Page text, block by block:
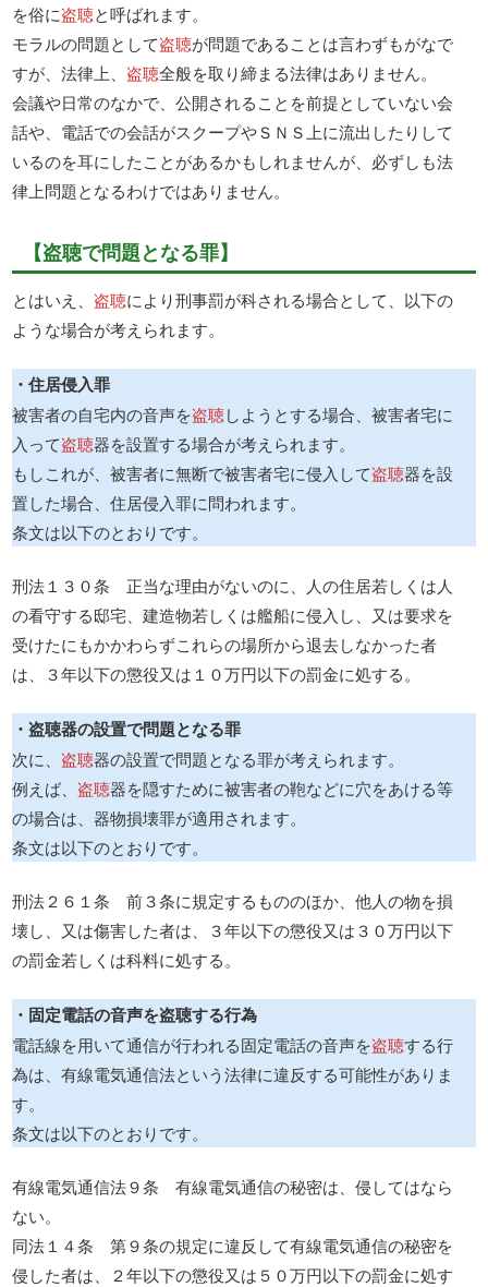
を俗に盗聴と呼ばれます。
モラルの問題として盗聴が問題であることは言わずもがなで
すが、法律上、 盗聴全般を取り締まる法律はありません。
会議や日常のなかで、公開されることを前提としていない会
話や、電話での会話がスクープやＳＮＳ上に流出したりして
いるのを耳にしたことがあるかもしれませんが、必ずしも法
律上問題となるわけではありません。
【盗聴で問題となる罪】
とはいえ、 盗聴により刑事罰が科される場合として、以下の
ような場合が考えられます。
・住居侵入罪
被害者の自宅内の音声を盗聴しようとする場合、被害者宅に
入って盗聴器を設置する場合が考えられます。
もしこれが、被害者に無断で被害者宅に侵入して盗聴器を設
置した場合、住居侵入罪に問われます。
条文は以下のとおりです。
刑法１３０条 正当な理由がないのに、人の住居若しくは人
の看守する邸宅、建造物若しくは艦船に侵入し、又は要求を
受けたにもかかわらずこれらの場所から退去しなかった者
は、３年以下の懲役又は１０万円以下の罰金に処する。
・盗聴器の設置で問題となる罪
次に、 盗聴器の設置で問題となる罪が考えられます。
例えば、 盗聴器を隠すために被害者の鞄などに穴をあける等
の場合は、器物損壊罪が適用されます。
条文は以下のとおりです。
刑法２６１条 前３条に規定するもののほか、他人の物を損
壊し、又は傷害した者は、３年以下の懲役又は３０万円以下
の罰金若しくは科料に処する。
・固定電話の音声を盗聴する行為
電話線を用いて通信が行われる固定電話の音声を盗聴する行
為は、有線電気通信法という法律に違反する可能性がありま
す。
条文は以下のとおりです。
有線電気通信法９条 有線電気通信の秘密は、侵してはなら
ない。
同法１４条 第９条の規定に違反して有線電気通信の秘密を
侵した者は、２年以下の懲役又は５０万円以下の罰金に処す